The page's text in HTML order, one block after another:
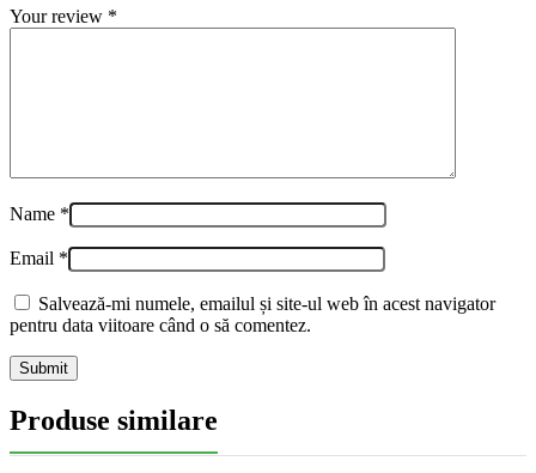
Your review *
Name *
Email *
Salvează-mi numele, emailul și site-ul web în acest navigator
pentru data viitoare când o să comentez.
Produse similare